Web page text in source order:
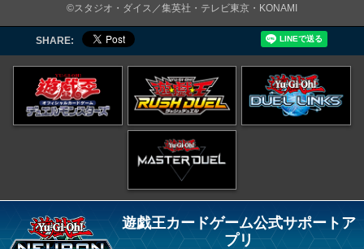
©スタジオ・ダイス／集英社・テレビ東京・KONAMI
SHARE:
遊戯王カードゲーム公式サポートア
プリ